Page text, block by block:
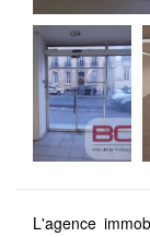
L'agence